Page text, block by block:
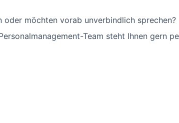
oder möchten vorab unverbindlich sprechen?
Team steht Ihnen gern